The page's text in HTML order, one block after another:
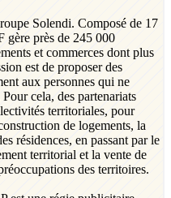
Solendi. Composé de 17
gère près de 245 000
et commerces dont plus
est de proposer des
aux personnes qui ne
cela, des partenariats
territoriales, pour
de logements, la
résidences, en passant par le
territorial et la vente de
des territoires.